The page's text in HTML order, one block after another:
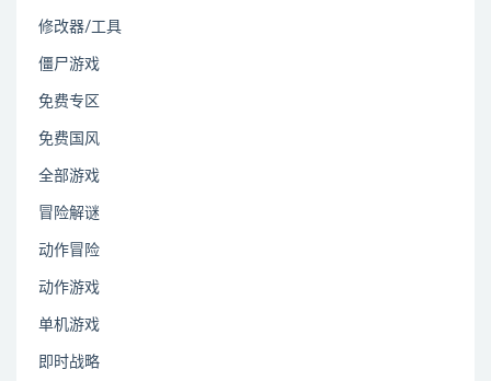
修改器/工具
僵尸游戏
免费专区
免费国风
全部游戏
冒险解谜
动作冒险
动作游戏
单机游戏
即时战略